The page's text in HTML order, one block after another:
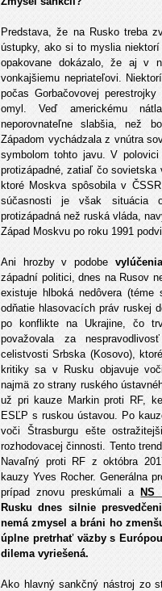
Predstava, že na Rusko treba
ústupky, ako si to myslia
opakovane dokázalo, že aj v
vonkajšiemu nepriateľovi.
počas Gorbačovovej
omyl. Veď americkému
neporovnateľne slabšia, než
Západom vychádzala z vnútra
symbolom tohto javu. V
protizápadné, zatiaľ čo
ktoré Moskva spôsobila v
súčasnosti je však situácia
protizápadná než ruská vláda,
Západ Moskvu po roku 1991
Ani hrozby v podobe
západní politici, dnes na Rusov
existuje hlboká nedôvera
odňatie hlasovacích práv ruskej
po konflikte na Ukrajine, čo
považovala za
celistvosti Srbska (Kosovo),
kritiky sa v Rusku objavuje
najmä zo strany ruského
už pri kauze Markin proti RF,
ESĽP s ruskou ústavou. Po
voči Štrasburgu ešte
rozhodovacej činnosti. Tento
Navaľný proti RF z októbra
kauzy Yves Rocher. Generálna
prípad znovu preskúmali a NS
Rusku dnes silnie
nemá zmysel a bráni ho
úplne pretrhať väzby s
dilema vyriešená.
Ako hlavný sankčný nástroj zo